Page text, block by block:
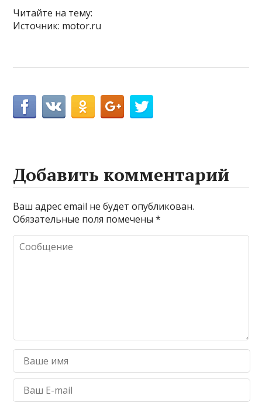
Читайте на тему:
Источник: motor.ru
Добавить комментарий
Ваш адрес email не будет опубликован.
Обязательные поля помечены*